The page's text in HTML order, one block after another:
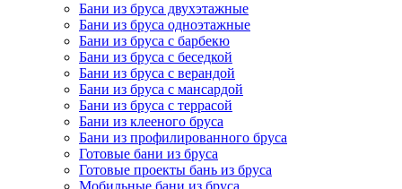
Бани из бруса двухэтажные
Бани из бруса одноэтажные
Бани из бруса с барбекю
Бани из бруса с беседкой
Бани из бруса с верандой
Бани из бруса с мансардой
Бани из бруса с террасой
Бани из клееного бруса
Бани из профилированного бруса
Готовые бани из бруса
Готовые проекты бань из бруса
Мобильные бани из бруса